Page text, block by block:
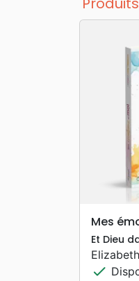
search
Mes
Et Dieu
check